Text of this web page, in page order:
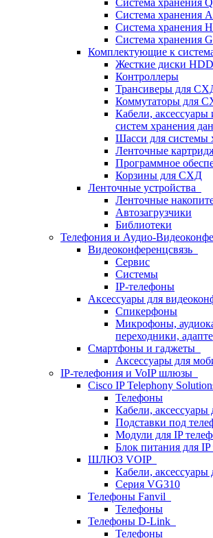
Система хранения
Система хранения
Система хранения
Система хранения
Комплектующие к
Жесткие диски
Контроллеры
Трансиверы для
Коммутаторы для
Кабели, аксессуары
систем хранения
Шасси для системы
Ленточные
Программное
Корзины для СХД
Ленточные устройства
Ленточные
Автозагрузчики
Библиотеки
Телефония и Аудио-
Видеоконференцсвязь
Сервис
Системы
IP-телефоны
Аксессуары для
Спикерфоны
Микрофоны,
переходники,
Смартфоны и гаджеты
Аксессуары для
IP-телефония и VoIP шлюзы
Cisco IP Telephony
Телефоны
Кабели, аксессуары
Подставки под
Модули для IP
Блок питания для
ШЛЮЗ VOIP
Кабели,
Серия VG310
Телефоны Fanvil
Телефоны
Телефоны D-Link
Телефоны